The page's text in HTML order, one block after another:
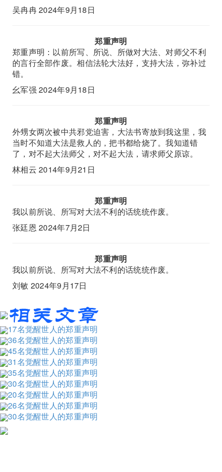
吴冉冉 2024年9月18日
郑重声明
郑重声明：以前所写、所说、所做对大法、对师父不利
的言行全部作废。相信法轮大法好，支持大法，弥补过
错。
幺军强 2024年9月18日
郑重声明
外甥女两次被中共邪党迫害，大法书寄放到我这里，我
当时不知道大法是救人的，把书都给烧了。我知道错
了，对不起大法师父，对不起大法，请求师父原谅。
林相云 2014年9月21日
郑重声明
我以前所说、所写对大法不利的话统统作废。
张廷恩 2024年7月2日
郑重声明
我以前所说、所写对大法不利的话统统作废。
刘敏 2024年9月17日
17名觉醒世人的郑重声明
36名觉醒世人的郑重声明
45名觉醒世人的郑重声明
31名觉醒世人的郑重声明
35名觉醒世人的郑重声明
30名觉醒世人的郑重声明
20名觉醒世人的郑重声明
26名觉醒世人的郑重声明
30名觉醒世人的郑重声明